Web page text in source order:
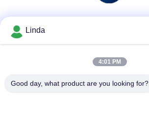
Linda
4:01 PM
Good day, what product are you looking for?